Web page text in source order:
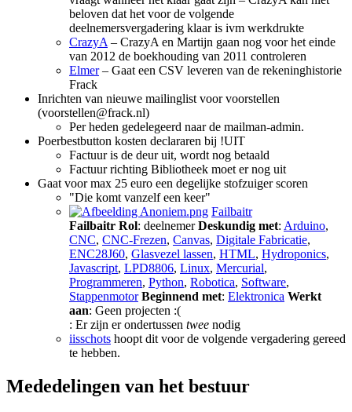
beloven dat het voor de volgende
deelnemersvergadering klaar is ivm werkdrukte
CrazyA – CrazyA en Martijn gaan nog voor het einde
van 2012 de boekhouding van 2011 controleren
Elmer– Gaat een CSV leveren van de rekeninghistorie
Frack
Inrichten van nieuwe mailinglist voor voorstellen
(voorstellen@frack.nl)
Per heden gedelegeerd naar de mailman-admin.
Poerbestbutton kosten declararen bij !UIT
Factuur is de deur uit, wordt nog betaald
Factuur richting Bibliotheek moet er nog uit
Gaat voor max 25 euro een degelijke stofzuiger scoren
"Die komt vanzelf een keer"
Failbaitr
Failbaitr Rol: deelnemerDeskundig met: Arduino,
CNC, CNC-Frezen, Canvas, Digitale Fabricatie,
ENC28J60, Glasvezel lassen, HTML, Hydroponics,
Javascript, LPD8806, Linux, Mercurial,
Programmeren, Python, Robotica, Software,
Stappenmotor Beginnend met: Elektronica Werkt
aan: Geen projecten :(
: Er zijn er ondertussen twee nodig
iisschots hoopt dit voor de volgende vergadering gereed
te hebben.
Mededelingen van het bestuur